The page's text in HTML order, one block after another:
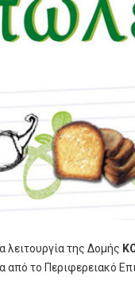
λειτουργία της Δομής
από το Περιφερειακό